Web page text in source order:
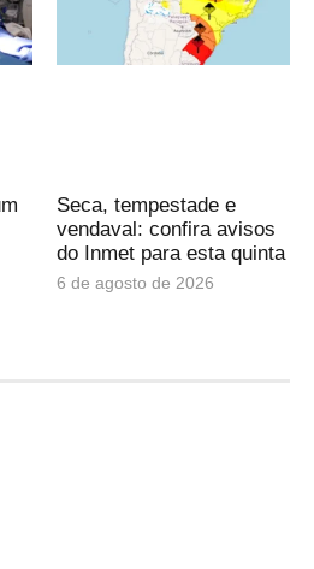
Seca, tempestade e
vendaval: confira avisos
do Inmet para esta quinta
6 de agosto de 2026